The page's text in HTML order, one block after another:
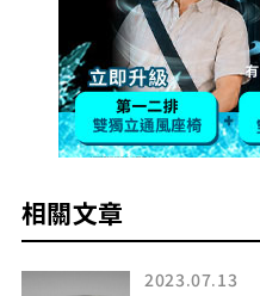
相關文章
2023.07.13